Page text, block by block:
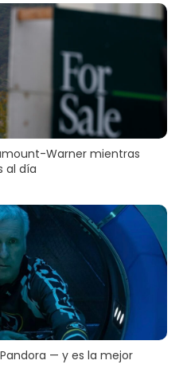
Warner mientras
al día
— y es la mejor